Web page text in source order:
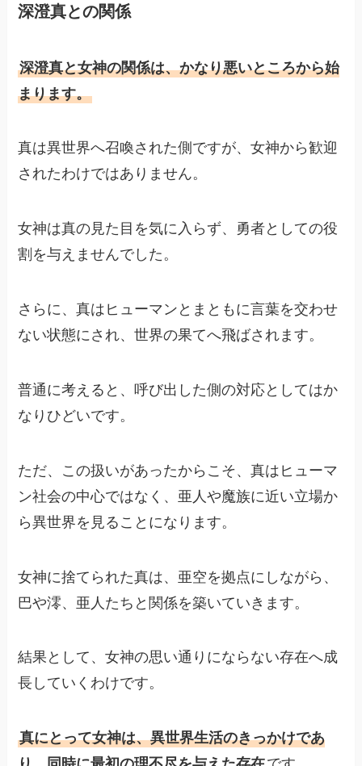
深澄真との関係
深澄真と女神の関係は、かなり悪いところから始
まります。
真は異世界へ召喚された側ですが、女神から歓迎
されたわけではありません。
女神は真の見た目を気に入らず、勇者としての役
割を与えませんでした。
さらに、真はヒューマンとまともに言葉を交わせ
ない状態にされ、世界の果てへ飛ばされます。
普通に考えると、呼び出した側の対応としてはか
なりひどいです。
ただ、この扱いがあったからこそ、真はヒューマ
ン社会の中心ではなく、亜人や魔族に近い立場か
ら異世界を見ることになります。
女神に捨てられた真は、亜空を拠点にしながら、
巴や澪、亜人たちと関係を築いていきます。
結果として、女神の思い通りにならない存在へ成
長していくわけです。
真にとって女神は、異世界生活のきっかけであ